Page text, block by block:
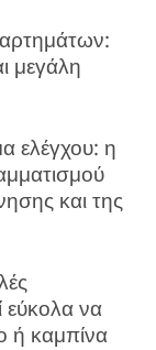
μεγάλη
ελέγχου: η
και της
εύκολα να
ή καμπίνα